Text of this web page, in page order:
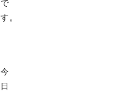
で
す。
今
日